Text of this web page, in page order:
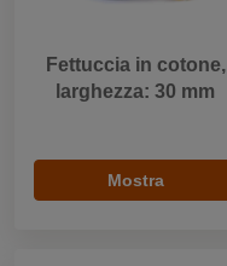
Fettuccia in cotone,
larghezza: 30 mm
Mostra